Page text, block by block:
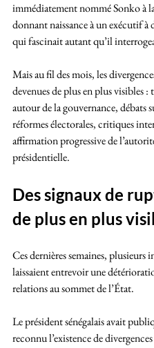
immédiatement nommé Sonko à
donnant naissance à un exécutif à
qui fascinait autant qu’il
Mais au fil des mois, les
devenues de plus en plus visibles :
autour de la gouvernance, débats
réformes électorales, critiques
affirmation progressive de
présidentielle.
Des signaux de
de plus en plus
Ces dernières semaines, plusieurs
laissaient entrevoir une
relations au sommet de l’État.
Le président sénégalais avait
reconnu l’existence de